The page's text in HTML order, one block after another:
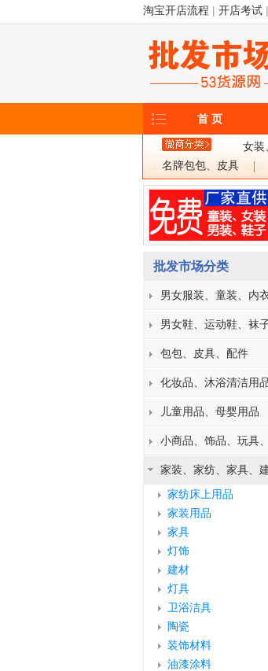
淘宝开店流程 | 开店考试 |
首 页
女装
名牌包包、皮具
批发市场分类
男女服装、童装、内
男女鞋、运动鞋、袜
包包、皮具、配件
化妆品、沐浴清洁用
儿童用品、母婴用品
小商品、饰品、玩具
家装、家纺、家具、
家纺床上用品
家装用品
家具
灯饰
建材
灯具
卫浴洁具
陶瓷
装饰材料
油漆涂料